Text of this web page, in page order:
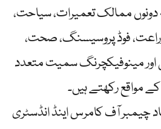
دونوں ممالک تعمیرات، سیاحت،
زراعت، فوڈ پروسیسنگ، صحت،
اور مینوفیکچرنگ سمیت متعدد
مواقع رکھتے ہیں۔
چیمبر آف کامرس اینڈ انڈسٹری